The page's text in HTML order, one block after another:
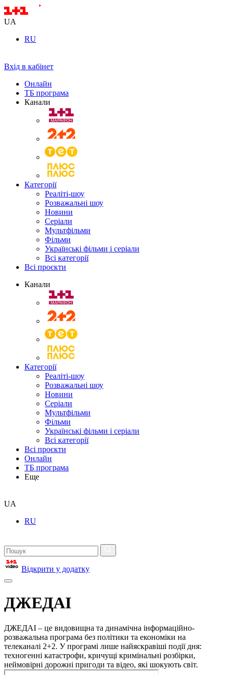
UA
RU
Вхід в кабінет
Онлайн
ТБ програма
Канали
Категорії
Реаліті-шоу
Розважальні шоу
Новини
Серіали
Мультфільми
Фільми
Українські фільми і серіали
Всі категорії
Всі проєкти
Канали
Категорії
Реаліті-шоу
Розважальні шоу
Новини
Серіали
Мультфільми
Фільми
Українські фільми і серіали
Всі категорії
Всі проєкти
Онлайн
ТБ програма
Еще
UA
RU
Відкрити у додатку
ДЖЕДАІ
ДЖЕДАІ – це видовищна та динамічна інформаційно-
розважальна програма без політики та економіки на
телеканалі 2+2. У програмі лише найяскравіші події дня:
техногенні катастрофи, кричущі кримінальні розбірки,
неймовірні дорожні пригоди та відео, які шокують світ.